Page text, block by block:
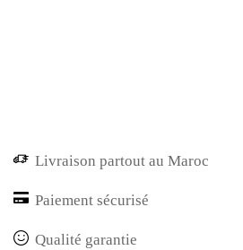
Livraison partout au Maroc
Paiement sécurisé
Qualité garantie